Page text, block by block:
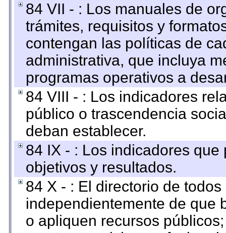
84 VII - : Los manuales de
trámites, requisitos y
contengan las políticas de
administrativa, que incluya
programas operativos a
84 VIII - : Los indicadores
público o trascendencia
deban establecer.
84 IX - : Los indicadores
objetivos y resultados.
84 X - : El directorio de
independientemente de que
o apliquen recursos